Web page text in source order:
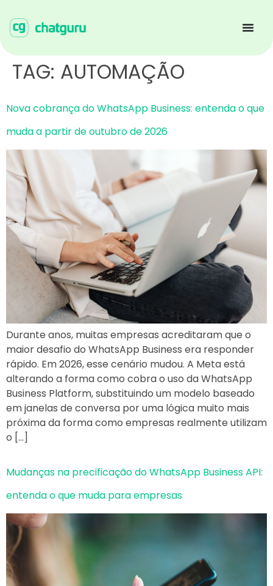
TAG: AUTOMAÇÃO
Nova cobrança do WhatsApp Business: entenda o que
muda a partir de outubro de 2026
Durante anos, muitas empresas acreditaram que o
maior desafio do WhatsApp Business era responder
rápido. Em 2026, esse cenário mudou. A Meta está
alterando a forma como cobra o uso da WhatsApp
Business Platform, substituindo um modelo baseado
em janelas de conversa por uma lógica muito mais
próxima da forma como empresas realmente utilizam
o […]
Mudanças na precificação do WhatsApp Business API:
entenda o que muda para empresas